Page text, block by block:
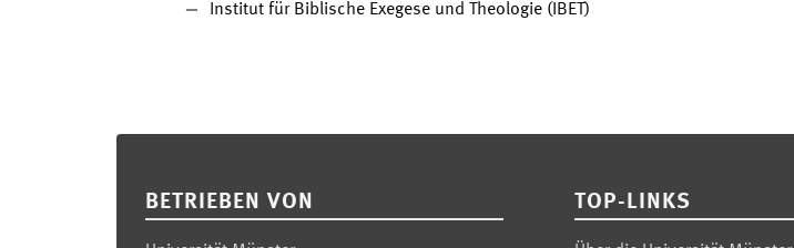
Institut für Biblische Exegese und Theologie (IBET)
BETRIEBEN VON TOP-LINKS